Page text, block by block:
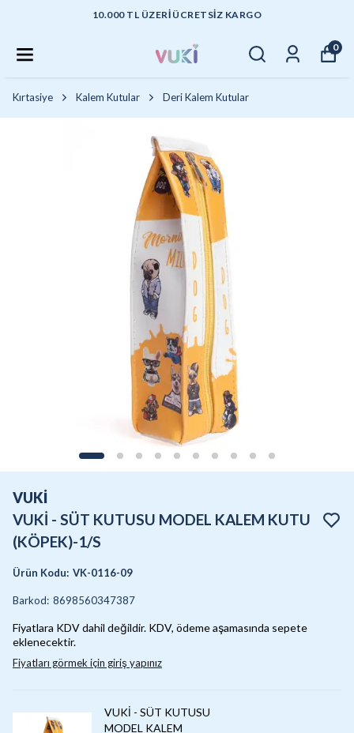
10.000 TL ÜZERI ÜCRETSIZ KARGO
0
Kırtasiye Kalem Kutular Deri Kalem Kutular
VUKİ
VUKİ - SÜT KUTUSU MODEL KALEM KUTU
(KÖPEK)-1/S
Ürün Kodu: VK-0116-09
Barkod: 8698560347387
Fiyatlara KDV dahil değildir. KDV, ödeme aşamasında sepete
eklenecektir.
Fiyatları görmek için giriş yapınız
VUKİ - SÜT KUTUSU
MODEL KALEM